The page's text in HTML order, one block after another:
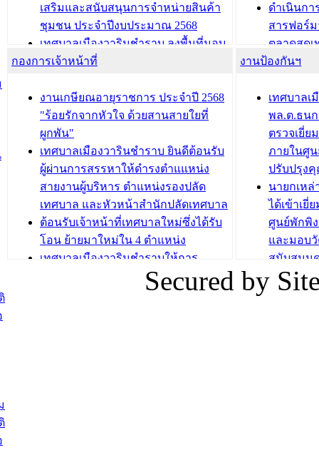
บทความ อื่นๆ ... บทความ อื่นๆ ...
เสริมและสนับสนุนการจำหน่ายสินค้า
ชุมชน ประจำปีงบประมาณ 2568
เทศบาลเมืองวารินชำราบ ลงพื้นที่มอบ
น้ำดื่มแก่ผู้พักอาศัย ณ ศูนย์พักพิง
กองสวัสดิการสังคม เทศบาลเมือง
วารินชำราบ จัดโครงการอบรมอาชีพ
ระยะสั้น ประจำปี 2568 (หลักสูตรการ
ถักทอผลิตภัณฑ์จากถุงพลาสติก)
บทความ อื่นๆ ...
ดำเนินกา
สารฟอร์
ตลาดสดเ
วารินชำร
ถนนแก่เ
เด็กเล็ก
เทศบาลเ
ปรึกษาห
วัยของอ
บทความ อื่นๆ ...
กองการเจ้าหน้าที่
งานเกษียณอายุราชการ ประจำปี 2568
"ร้อยรักจากหัวใจ ด้วยสานสายใยที่
ผูกพัน"
เทศบาลเมืองวารินชำราบ ยินดีต้อนรับ
ผู้ผ่านการสรรหาให้ดำรงตำแแหน่ง
สายงานผู้บริหาร ตำแหน่งรองปลัด
เทศบาล และหัวหน้าสำนักปลัดเทศบาล
ต้อนรับเจ้าหน้าที่เทศบาลใหม่ซึ่งได้รับ
โอน ย้ายมาใหม่ใน 4 ตำแหน่ง
เทศบาลเมืองวารินชำราบให้การ
ต้อนรับพนักงานเทศบาลผู้ผ่านการ
สรรหาให้ดำรงตำแหน่งสายงานผู้
งานป้องกันฯ
เทศบาลเ
พล.ต.ธน
ตรวจเยี่ย
ภายในศู
ปรับปรุง
นายกเห
ได้เข้าเยี่
ศูนย์พักพิ
และมอบ
สนับสนุน
ภัยน้ำท่วม
ภาพบรร
Secured by